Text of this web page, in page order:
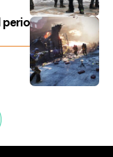
periodo di uscita